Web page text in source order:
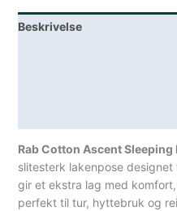
Beskrivelse
Rab Cotton Ascent Sleeping
slitesterk lakenpose
gir et ekstra lag med
perfekt til tur, hyttebruk og